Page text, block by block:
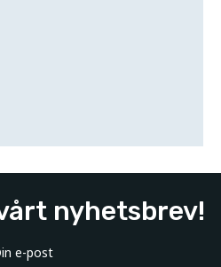
nyhetsbrev!
e-post